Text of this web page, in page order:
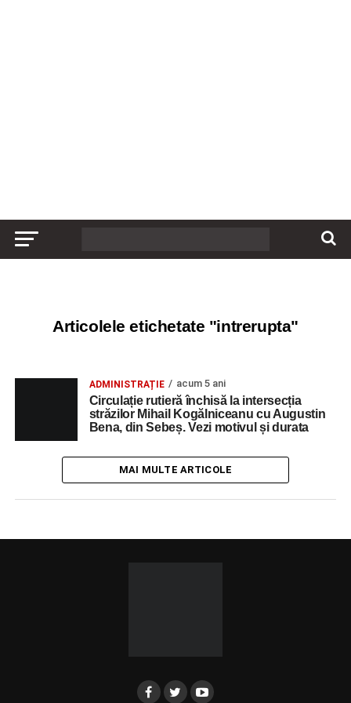
Articolele etichetate "intrerupta"
ADMINISTRAȚIE acum 5 ani
Circulație rutieră închisă la intersecția
străzilor Mihail Kogălniceanu cu Augustin
Bena, din Sebeș. Vezi motivul și durata
MAI MULTE ARTICOLE